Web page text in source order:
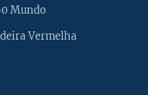
Mundo
Vermelha